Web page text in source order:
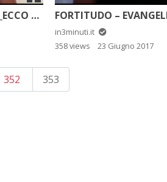
FORTITUDO MONCADA RI_ECCO PENDARVIS WILLIAMS. DI SALVO TRIFIRO’
in3minuti.it
358 views
23 Giugno 2017
352 353